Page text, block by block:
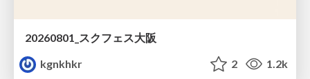
20260801_スクフェス大阪
kgnkhkr
2 1.2k